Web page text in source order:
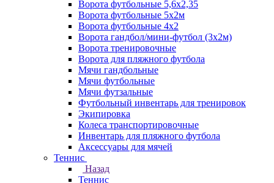
Ворота футбольные 5,6х2,35
Ворота футбольные 5х2м
Ворота футбольные 4х2
Ворота гандбол/мини-футбол (3х2м)
Ворота тренировочные
Ворота для пляжного футбола
Мячи гандбольные
Мячи футбольные
Мячи футзальные
Футбольный инвентарь для тренировок
Экипировка
Колеса транспортировочные
Инвентарь для пляжного футбола
Аксессуары для мячей
Теннис
Назад
Теннис